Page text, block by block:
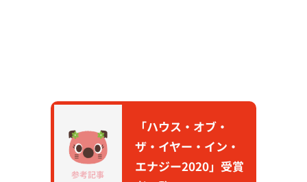
参考記事
「ハウス・オブ・
ザ・イヤー・イン・
エナジー2020」受賞